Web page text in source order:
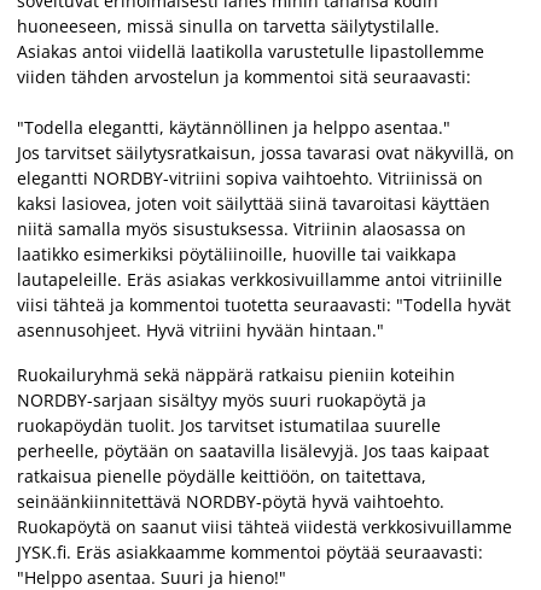
huoneeseen, missä sinulla on tarvetta säilytystilalle.
Asiakas antoi viidellä laatikolla varustetulle lipastollemme
viiden tähden arvostelun ja kommentoi sitä seuraavasti:
"Todella elegantti, käytännöllinen ja helppo asentaa."
Jos tarvitset säilytysratkaisun, jossa tavarasi ovat näkyvillä, on
elegantti NORDBY-vitriini sopiva vaihtoehto. Vitriinissä on
kaksi lasiovea, joten voit säilyttää siinä tavaroitasi käyttäen
niitä samalla myös sisustuksessa. Vitriinin alaosassa on
laatikko esimerkiksi pöytäliinoille, huoville tai vaikkapa
lautapeleille. Eräs asiakas verkkosivuillamme antoi vitriinille
viisi tähteä ja kommentoi tuotetta seuraavasti: "Todella hyvät
asennusohjeet. Hyvä vitriini hyvään hintaan."
Ruokailuryhmä sekä näppärä ratkaisu pieniin koteihin
NORDBY-sarjaan sisältyy myös suuri ruokapöytä ja
ruokapöydän tuolit. Jos tarvitset istumatilaa suurelle
perheelle, pöytään on saatavilla lisälevyjä. Jos taas kaipaat
ratkaisua pienelle pöydälle keittiöön, on taitettava,
seinäänkiinnitettävä NORDBY-pöytä hyvä vaihtoehto.
Ruokapöytä on saanut viisi tähteä viidestä verkkosivuillamme
JYSK.fi. Eräs asiakkaamme kommentoi pöytää seuraavasti:
"Helppo asentaa. Suuri ja hieno!"